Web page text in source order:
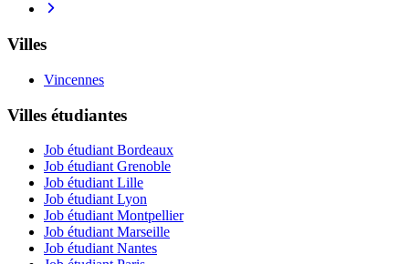
Villes
Vincennes
Villes étudiantes
Job étudiant Bordeaux
Job étudiant Grenoble
Job étudiant Lille
Job étudiant Lyon
Job étudiant Montpellier
Job étudiant Marseille
Job étudiant Nantes